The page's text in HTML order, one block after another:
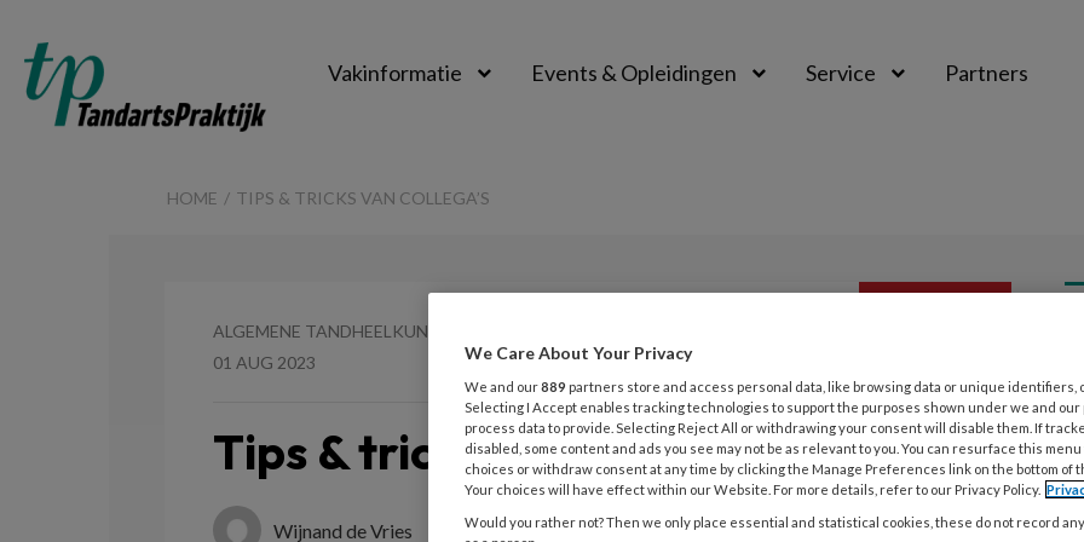
Vakinformatie Events & Opleidingen Service Partners
HOME TIPS & TRICKS VAN COLLEGA’S
ALGEMENE TANDHEELKUNDE
01 AUG 2023
Opslaan
Tips & tricks van collega’s
Wijnand de Vries Joost Roeters
7
We Care About Your Privacy
We and our889 partners store and access personal data, like browsing data or unique identifiers,
Selecting I Accept enables tracking technologies to support the purposes shown under we and
process data to provide. Selecting Reject All or withdrawing your consent will disable them. If
disabled, some content and ads you see may not be as relevant to you. You can resurface this
choices or withdraw consent at any time by clicking the Manage Preferences link on the bottom of
Your choices will have effect within our Website. For more details, refer to our Privacy Policy.
Would you rather not? Then we only place essential and statistical cookies, these do not record